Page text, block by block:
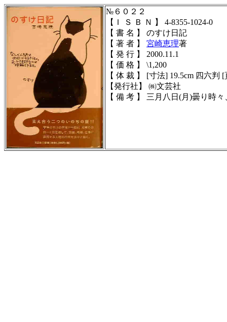
№６０２２
【Ｉ Ｓ Ｂ Ｎ 】 4-8355-1024-0
【 書 名 】 のすけ日記
【 著 者 】 宮崎恵理著
【 発 行 】 2000.11.1
【 価 格 】 \1,200
【 体 裁 】 [寸法] 19.5cm 四六判
【発行社】 ㈱文芸社
【 備 考 】 三月八日(月)曇り時